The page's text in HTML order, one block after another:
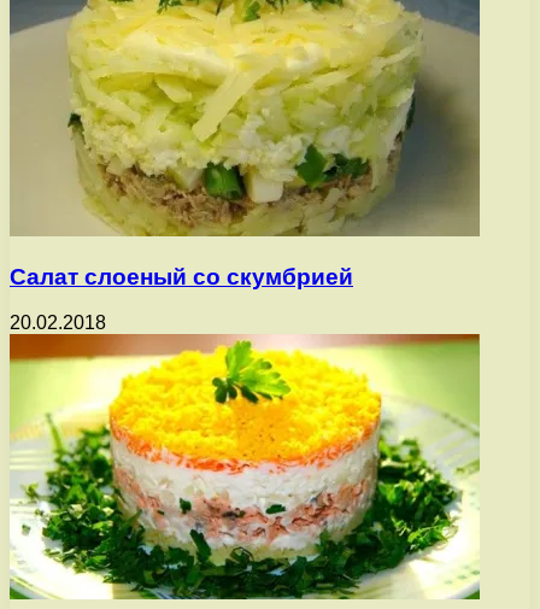
Салат слоеный со скумбрией
20.02.2018